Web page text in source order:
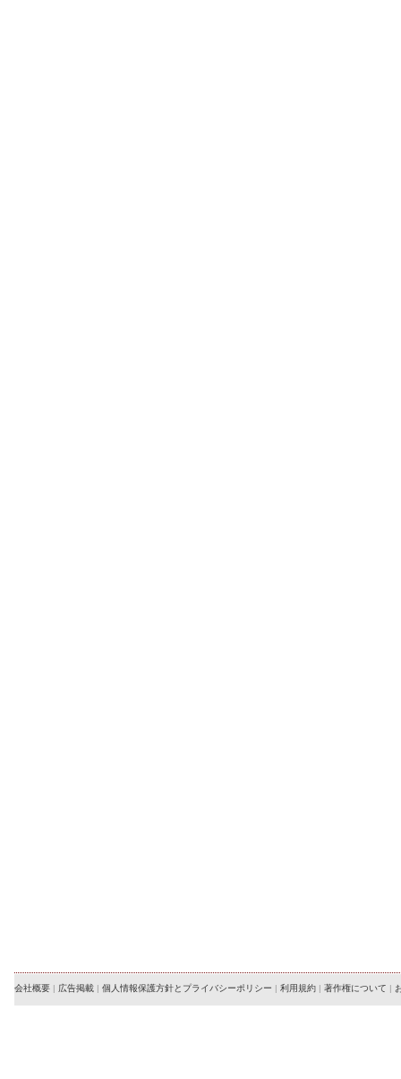
会社概要 | 広告掲載 | 個人情報保護方針とプライバシーポリシー | 利用規約 | 著作権について |